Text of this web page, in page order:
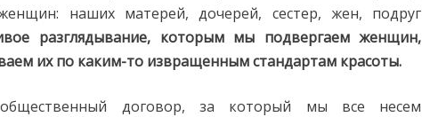
наших матерей, дочерей, сестер, жен, подруг
разглядывание, которым мы подвергаем женщин,
их по каким-то извращенным стандартам красоты.
договор, за который мы все несем